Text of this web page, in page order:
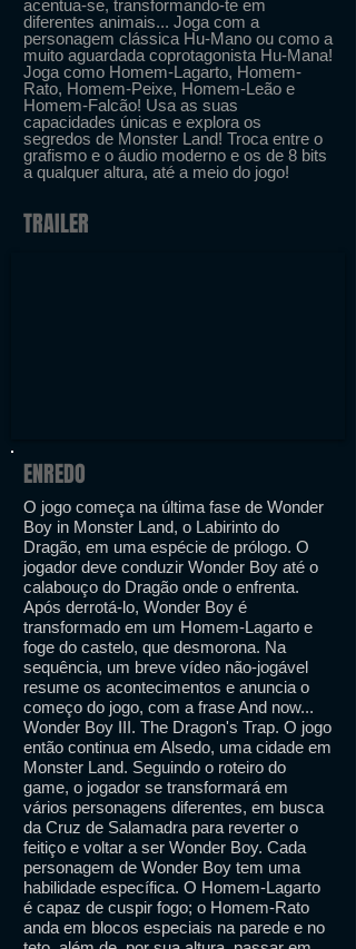
acentua-se, transformando-te em
diferentes animais... Joga com a
personagem clássica Hu-Mano ou como a
muito aguardada coprotagonista Hu-Mana!
Joga como Homem-Lagarto, Homem-
Rato, Homem-Peixe, Homem-Leão e
Homem-Falcão! Usa as suas
capacidades únicas e explora os
segredos de Monster Land! Troca entre o
grafismo e o áudio moderno e os de 8 bits
a qualquer altura, até a meio do jogo!
TRAILER
ENREDO
O jogo começa na última fase de Wonder
Boy in Monster Land, o Labirinto do
Dragão, em uma espécie de prólogo. O
jogador deve conduzir Wonder Boy até o
calabouço do Dragão onde o enfrenta.
Após derrotá-lo, Wonder Boy é
transformado em um Homem-Lagarto e
foge do castelo, que desmorona. Na
sequência, um breve vídeo não-jogável
resume os acontecimentos e anuncia o
começo do jogo, com a frase And now...
Wonder Boy III. The Dragon's Trap. O jogo
então continua em Alsedo, uma cidade em
Monster Land. Seguindo o roteiro do
game, o jogador se transformará em
vários personagens diferentes, em busca
da Cruz de Salamadra para reverter o
feitiço e voltar a ser Wonder Boy. Cada
personagem de Wonder Boy tem uma
habilidade específica. O Homem-Lagarto
é capaz de cuspir fogo; o Homem-Rato
anda em blocos especiais na parede e no